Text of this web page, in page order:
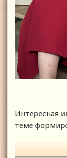
Интересная
теме